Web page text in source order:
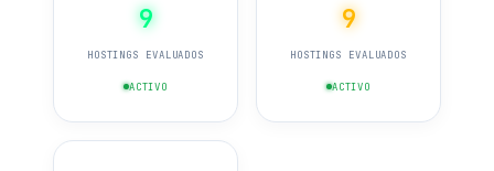
9
HOSTINGS EVALUADOS
ACTIVO
9
HOSTINGS EVALUADOS
ACTIVO